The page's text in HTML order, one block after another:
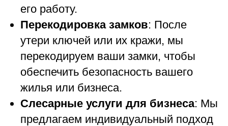
его работу.
Перекодировка замков: После
утери ключей или их кражи, мы
перекодируем ваши замки, чтобы
обеспечить безопасность вашего
жилья или бизнеса.
Слесарные услуги для бизнеса: Мы
предлагаем индивидуальный подход